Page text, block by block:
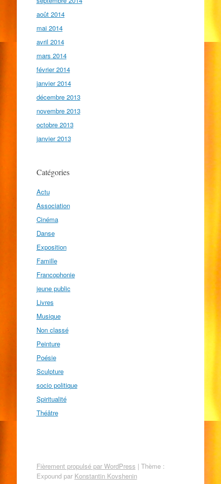
août 2014
mai 2014
avril 2014
mars 2014
février 2014
janvier 2014
décembre 2013
novembre 2013
octobre 2013
janvier 2013
Catégories
Actu
Association
Cinéma
Danse
Exposition
Famille
Francophonie
jeune public
Livres
Musique
Non classé
Peinture
Poésie
Sculpture
socio politique
Spiritualité
Théâtre
Fièrement propulsé par WordPress | Thème :
Expound par Konstantin Kovshenin